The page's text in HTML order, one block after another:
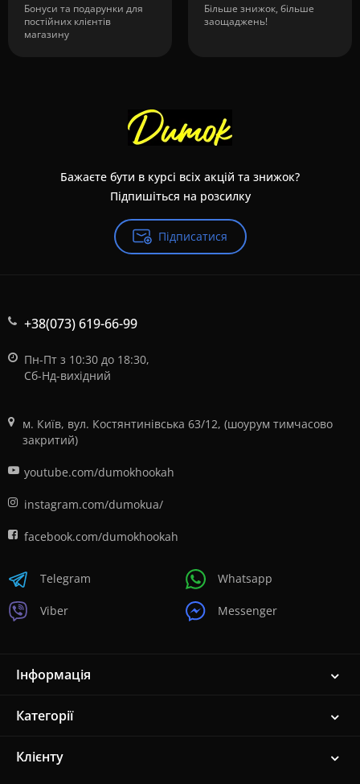
Бонуси та подарунки для
постійних клієнтів
магазину
Більше знижок, більше
заощаджень!
Бажаєте бути в курсі всіх акцій та знижок?
Підпишіться на розсилку
Підписатися
+38(073) 619-66-99
Пн-Пт з 10:30 до 18:30,
Сб-Нд-вихідний
м. Київ, вул. Костянтинівська 63/12, (шоурум тимчасово
закритий)
youtube.com/dumokhookah
instagram.com/dumokua/
facebook.com/dumokhookah
Telegram
Viber
Whatsapp
Messenger
Інформація
Категорії
Клієнту